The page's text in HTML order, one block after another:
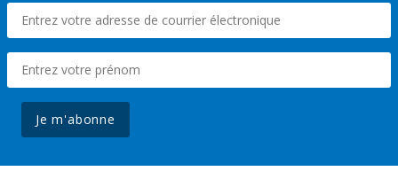
Je m'abonne